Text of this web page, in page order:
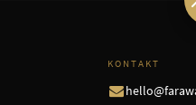
KONTAKT